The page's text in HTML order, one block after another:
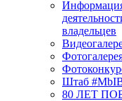
владельцев
Штаб
80 ЛЕТ